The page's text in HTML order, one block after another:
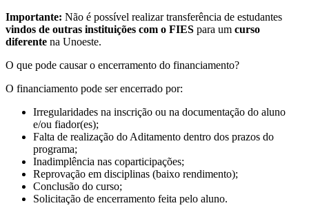
Importante: Não é possível realizar transferência de estudantes
vindos de outras instituições com o FIES para um curso
diferente na Unoeste.
O que pode causar o encerramento do financiamento?
O financiamento pode ser encerrado por:
Irregularidades na inscrição ou na documentação do aluno
e/ou fiador(es);
Falta de realização do Aditamento dentro dos prazos do
programa;
Inadimplência nas coparticipações;
Reprovação em disciplinas (baixo rendimento);
Conclusão do curso;
Solicitação de encerramento feita pelo aluno.